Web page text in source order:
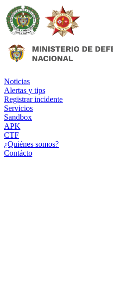
Noticias
Alertas y tips
Registrar incidente
Servicios
Sandbox
APK
CTF
¿Quiénes somos?
Contácto